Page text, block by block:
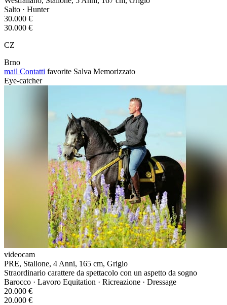
Salto · Hunter
30.000 €
30.000 €
CZ
Brno
mail Contatti favorite Salva Memorizzato
Eye-catcher
videocam
PRE, Stallone, 4 Anni, 165 cm, Grigio
Straordinario carattere da spettacolo con un aspetto da sogno
Barocco · Lavoro Equitation · Ricreazione · Dressage
20.000 €
20.000 €